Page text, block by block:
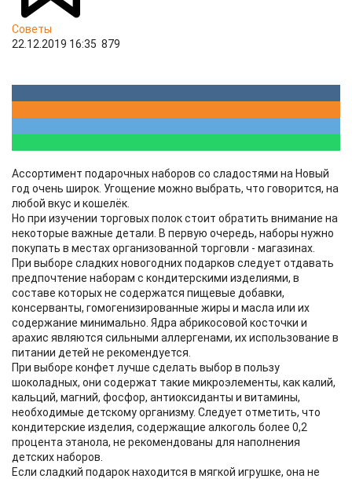
Советы
22.12.2019 16:35 879
Ассортимент подарочных наборов со сладостями на Новый
год очень широк. Угощение можно выбрать, что говорится, на
любой вкус и кошелёк.
Но при изучении торговых полок стоит обратить внимание на
некоторые важные детали. В первую очередь, наборы нужно
покупать в местах организованной торговли - магазинах.
При выборе сладких новогодних подарков следует отдавать
предпочтение наборам с кондитерскими изделиями, в
составе которых не содержатся пищевые добавки,
консерванты, гомогенизированные жиры и масла или их
содержание минимально. Ядра абрикосовой косточки и
арахис являются сильными аллергенами, их использование в
питании детей не рекомендуется.
При выборе конфет лучше сделать выбор в пользу
шоколадных, они содержат такие микроэлементы, как калий,
кальций, магний, фосфор, антиоксиданты и витамины,
необходимые детскому организму. Следует отметить, что
кондитерские изделия, содержащие алкоголь более 0,2
процента этанола, не рекомендованы для наполнения
детских наборов.
Если сладкий подарок находится в мягкой игрушке, она не